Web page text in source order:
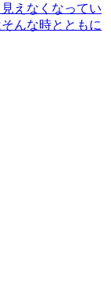
えなくなってい
んな時とともに